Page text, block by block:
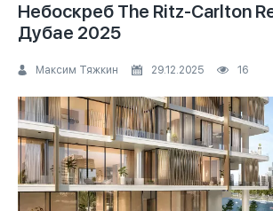
Небоскреб The Ritz-Carlton
Дубае 2025
Максим Тяжкин 29.12.2025 16